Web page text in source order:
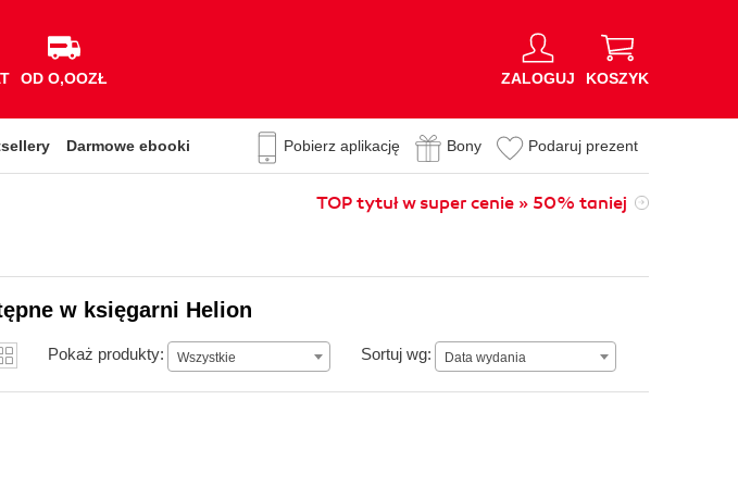
OD O,OOZŁ ZALOGUJ KOSZYK
Darmowe ebooki Pobierz aplikację Bony Podaruj prezent
TOP tytuł w super cenie » 50% taniej
w księgarni Helion
Pokaż produkty: Wszystkie Sortuj wg: Data wydania
Data wydania